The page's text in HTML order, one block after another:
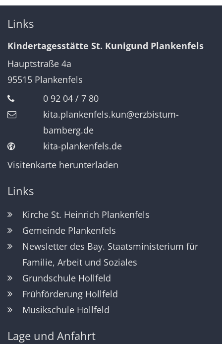
Links
Kindertagesstätte St. Kunigund Plankenfels
Hauptstraße 4a
95515 Plankenfels
0 92 04 / 7 80
kita.plankenfels.kun@erzbistum-
bamberg.de
kita-plankenfels.de
Visitenkarte herunterladen
Links
Kirche St. Heinrich Plankenfels
Gemeinde Plankenfels
Newsletter des Bay. Staatsministerium für
Familie, Arbeit und Soziales
Grundschule Hollfeld
Frühförderung Hollfeld
Musikschule Hollfeld
Lage und Anfahrt